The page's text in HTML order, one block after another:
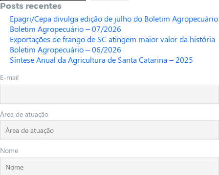
Posts recentes
Epagri/Cepa divulga edição de julho do Boletim Agropecuário
Boletim Agropecuário – 07/2026
Exportações de frango de SC atingem maior valor da história
Boletim Agropecuário – 06/2026
Síntese Anual da Agricultura de Santa Catarina – 2025
E-mail
Área de atuação
Nome